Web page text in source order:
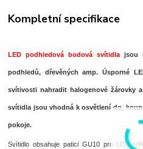
Kompletní specifikace
LED podhledová bodová svítidla jsou
podhledů, dřevěných amp. Úsporné
svítivosti nahradit halogenové žárovky
svítidla jsou vhodná k osvětlení do,
pokoje.
Svítidlo obsahuje patici GU10 pro LED